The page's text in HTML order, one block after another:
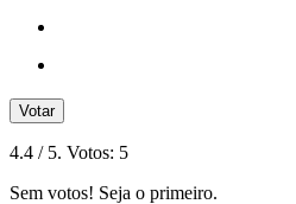
Votar
4.4 / 5. Votos: 5
Sem votos! Seja o primeiro.